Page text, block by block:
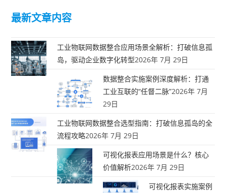
最新文章内容
工业物联网数据整合应用场景全解析：打破信息孤
岛，驱动企业数字化转型2026年 7月 29日
数据整合实施案例深度解析：打通
工业互联的“任督二脉”2026年 7月
29日
工业物联网数据整合选型指南：打破信息孤岛的全
流程攻略2026年 7月 29日
可视化报表应用场景是什么？核心
价值解析2026年 7月 29日
可视化报表实施案例